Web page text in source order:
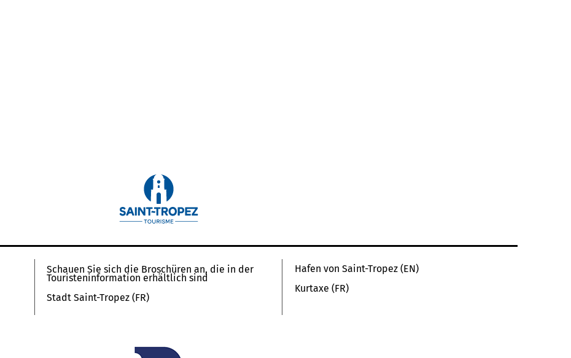
Schauen Sie sich die Broschüren an, die in der
Touristeninformation erhältlich sind
Stadt Saint-Tropez (FR)
Hafen von Saint-Tropez (EN)
Kurtaxe (FR)